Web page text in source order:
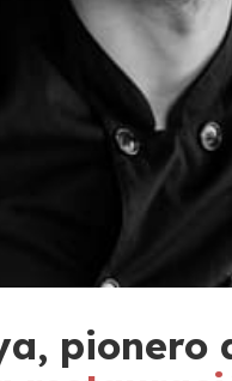
pionero